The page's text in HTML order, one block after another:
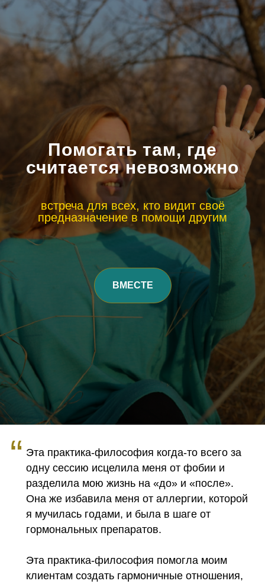
Помогать там, где
считается невозможно
встреча для всех, кто видит своё
предназначение в помощи другим
ВМЕСТЕ
“ Эта практика-философия когда-то всего за
одну сессию исцелила меня от фобии и
разделила мою жизнь на «до» и «после».
Она же избавила меня от аллергии, которой
я мучилась годами, и была в шаге от
гормональных препаратов.
Эта практика-философия помогла моим
клиентам создать гармоничные отношения,